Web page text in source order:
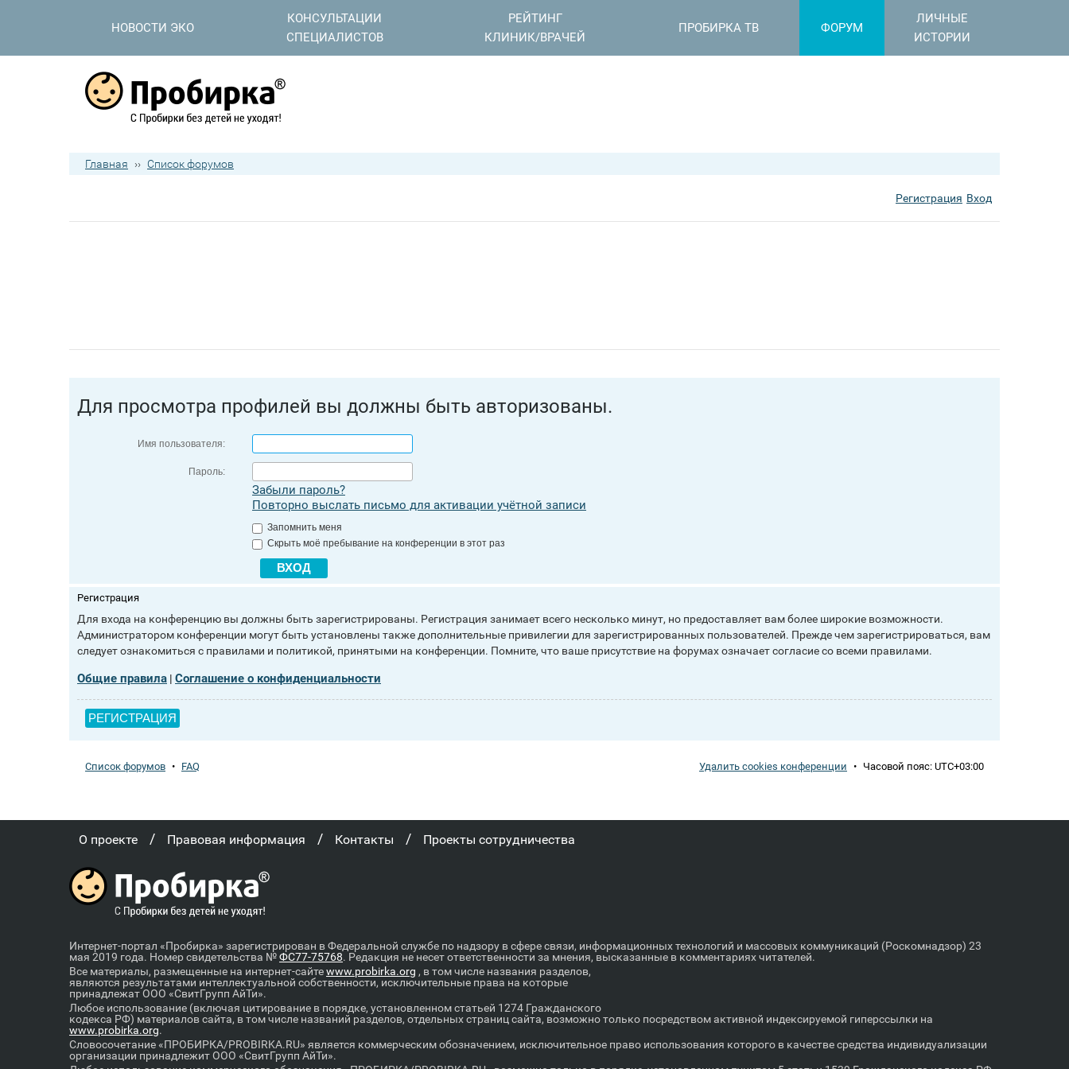
НОВОСТИ ЭКО
КОНСУЛЬТАЦИИ
СПЕЦИАЛИСТОВ
РЕЙТИНГ
КЛИНИК/ВРАЧЕЙ
ПРОБИРКА ТВ ФОРУМ
ЛИЧНЫЕ
ИСТОРИИ
Главная ›› Список форумов
Регистрация Вход
Для просмотра профилей вы должны быть авторизованы.
Имя пользователя:
Пароль:
Забыли пароль?
Повторно выслать письмо для активации учётной записи
Запомнить меня
Скрыть моё пребывание на конференции в этот раз
Регистрация
Для входа на конференцию вы должны быть зарегистрированы. Регистрация занимает всего несколько минут, но предоставляет вам более широкие возможности.
Администратором конференции могут быть установлены также дополнительные привилегии для зарегистрированных пользователей. Прежде чем зарегистрироваться, вам
следует ознакомиться с правилами и политикой, принятыми на конференции. Помните, что ваше присутствие на форумах означает согласие со всеми правилами.
Общие правила | Соглашение о конфиденциальности
РЕГИСТРАЦИЯ
Список форумов • FAQ Удалить cookies конференции • Часовой пояс: UTC+03:00
О проекте / Правовая информация / Контакты / Проекты сотрудничества
Интернет-портал «Пробирка» зарегистрирован в Федеральной службе по надзору в сфере связи, информационных технологий и массовых коммуникаций (Роскомнадзор) 23
мая 2019 года. Номер свидетельства №ФС77-75768. Редакция не несет ответственности за мнения, высказанные в комментариях читателей.
Все материалы, размещенные на интернет-сайтеwww.probirka.org , в том числе названия разделов,
являются результатами интеллектуальной собственности, исключительные права на которые
принадлежат ООО «СвитГрупп АйТи».
Любое использование (включая цитирование в порядке, установленном статьей 1274 Гражданского
кодекса РФ) материалов сайта, в том числе названий разделов, отдельных страниц сайта, возможно только посредством активной индексируемой гиперссылки на
www.probirka.org.
Словосочетание «ПРОБИРКА/PROBIRKA.RU» является коммерческим обозначением, исключительное право использования которого в качестве средства индивидуализации
организации принадлежит ООО «СвитГрупп АйТи».